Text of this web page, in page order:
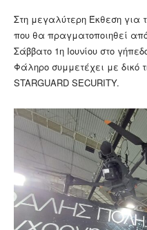
Στη μεγαλύτερη Έκθεση για
που θα πραγματοποιηθεί
Σάββατο 1η Ιουνίου στο
Φάληρο συμμετέχει με δικό
STARGUARD SECURITY.